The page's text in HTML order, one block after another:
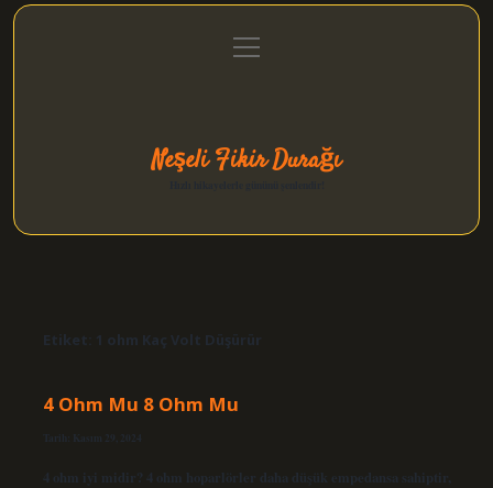
Gizlilik Politikası
menüyü
aç
Neşeli Fikir Durağı
Etiket: 1 ohm Kaç Volt Düşürür
4 Ohm Mu 8 Ohm Mu
Tarih: Kasım 29, 2024
4 ohm iyi midir? 4 ohm hoparlörler daha düşük empedansa sahiptir,